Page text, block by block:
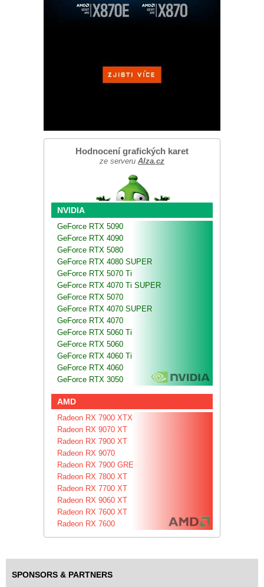
Hodnocení grafických karet
ze serveru Alza.cz
NVIDIA
GeForce RTX 5090
GeForce RTX 4090
GeForce RTX 5080
GeForce RTX 4080 SUPER
GeForce RTX 5070 Ti
GeForce RTX 4070 Ti SUPER
GeForce RTX 5070
GeForce RTX 4070 SUPER
GeForce RTX 4070
GeForce RTX 5060 Ti
GeForce RTX 5060
GeForce RTX 4060 Ti
GeForce RTX 4060
GeForce RTX 3050
AMD
Radeon RX 7900 XTX
Radeon RX 9070 XT
Radeon RX 7900 XT
Radeon RX 9070
Radeon RX 7900 GRE
Radeon RX 7800 XT
Radeon RX 7700 XT
Radeon RX 9060 XT
Radeon RX 7600 XT
Radeon RX 7600
SPONSORS & PARTNERS